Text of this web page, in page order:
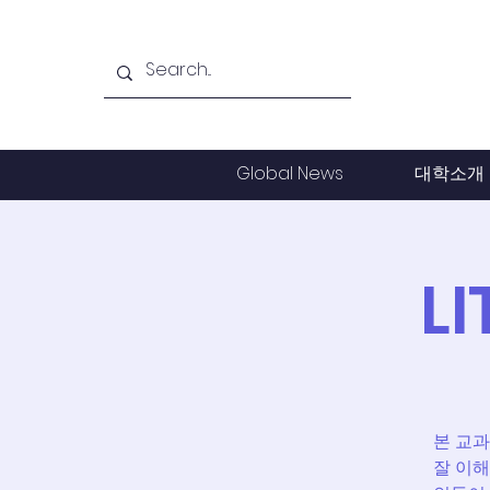
Global News 대학소개
본 교
잘 이